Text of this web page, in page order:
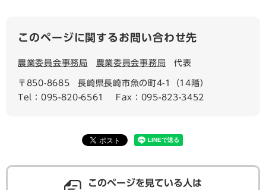
このページに関するお問い合わせ先
農業委員会事務局 農業委員会事務局 代表
〒850-8685
長崎県長崎市魚の町4-1（14階）
Tel：095-820-6561
Fax：095-823-3452
このページを見ている人は